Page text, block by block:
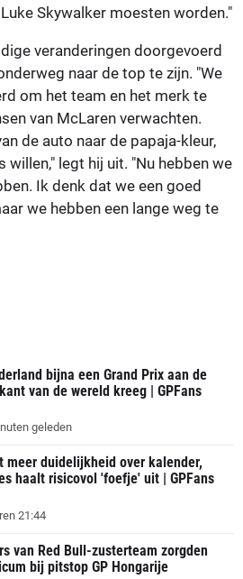
Skywalker moesten worden."
veranderingen doorgevoerd
naar de top te zijn. "We
om het team en het merk te
van McLaren verwachten.
de auto naar de papaja-kleur,
legt hij uit. "Nu hebben we
Ik denk dat we een goed
we hebben een lange weg te
bijna een Grand Prix aan de
van de wereld kreeg | GPFans
geleden
meer duidelijkheid over kalender,
haalt risicovol 'foefje' uit | GPFans
21:44
van Red Bull-zusterteam zorgden
bij pitstop GP Hongarije